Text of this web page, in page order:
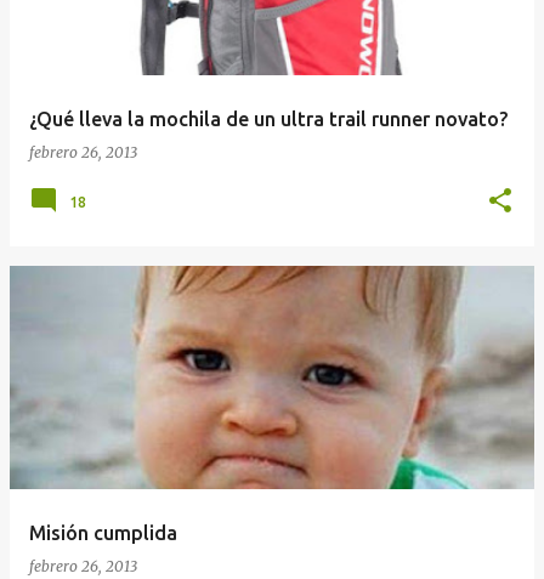
¿Qué lleva la mochila de un ultra trail runner novato?
febrero 26, 2013
18
Misión cumplida
febrero 26, 2013